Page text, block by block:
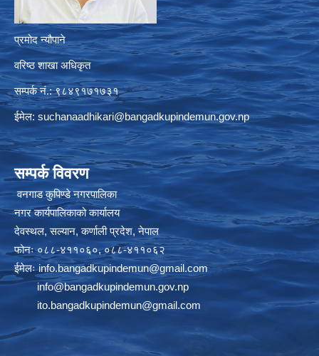
प्रमोद न्यौपाने
वरिष्ठ शाखा अधिकृत
सम्पर्क नं.: ९८४९१७१७३१
ईमेल: suchanaadhikari@bangadkupindemun.gov.np
सम्पर्क विवरण
वनगाड कुपिण्डे नगरपालिका
नगर कार्यपालिकाको कार्यालय
देवस्थल, सल्यान, कर्णाली प्रदेश, नेपाल
फोनः ०८८-४११०६०, ०८८-४११०६२
ईमेलःinfo.bangadkupindemun@gmail.com
info@bangadkupindemun.gov.np
ito.bangadkupindemun@gmail.com